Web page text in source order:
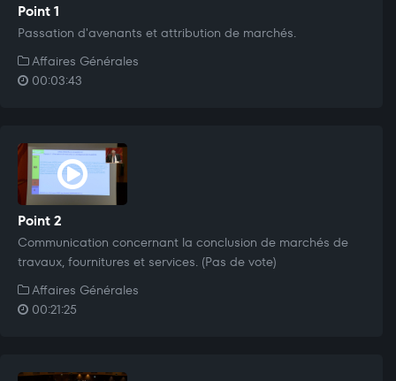
Point 1
Passation d'avenants et attribution de marchés.
Affaires Générales
00:03:43
Point 2
Communication concernant la conclusion de marchés de
travaux, fournitures et services. (Pas de vote)
Affaires Générales
00:21:25